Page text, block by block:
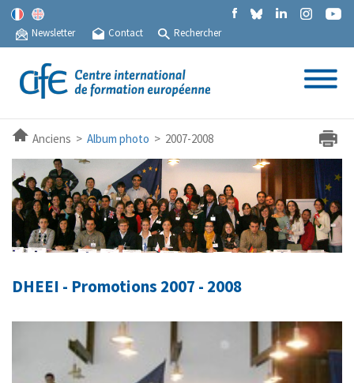
Newsletter Contact Rechercher
Anciens > Album photo > 2007-2008
DHEEI - Promotions 2007 - 2008